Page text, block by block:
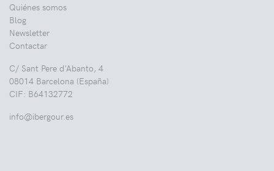
Quiénes somos
Blog
Newsletter
Contactar
C/ Sant Pere d'Abanto, 4
08014 Barcelona (España)
CIF: B64132772
info@ibergour.es